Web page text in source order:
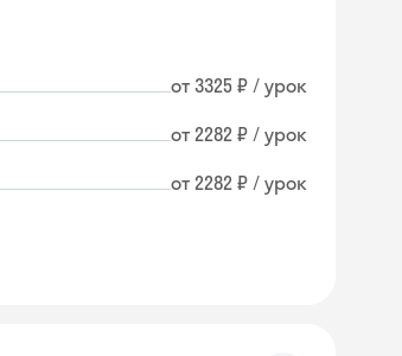
от 3325 ₽ / урок
от 2282 ₽ / урок
от 2282 ₽ / урок